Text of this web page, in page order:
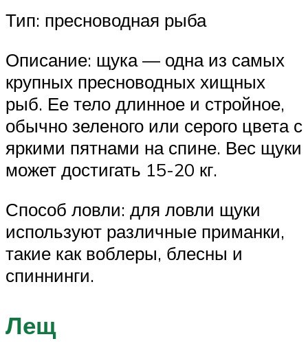
Тип: пресноводная рыба
Описание: щука — одна из самых
крупных пресноводных хищных
рыб. Ее тело длинное и стройное,
обычно зеленого или серого цвета с
яркими пятнами на спине. Вес щуки
может достигать 15-20 кг.
Способ ловли: для ловли щуки
используют различные приманки,
такие как воблеры, блесны и
спиннинги.
Лещ